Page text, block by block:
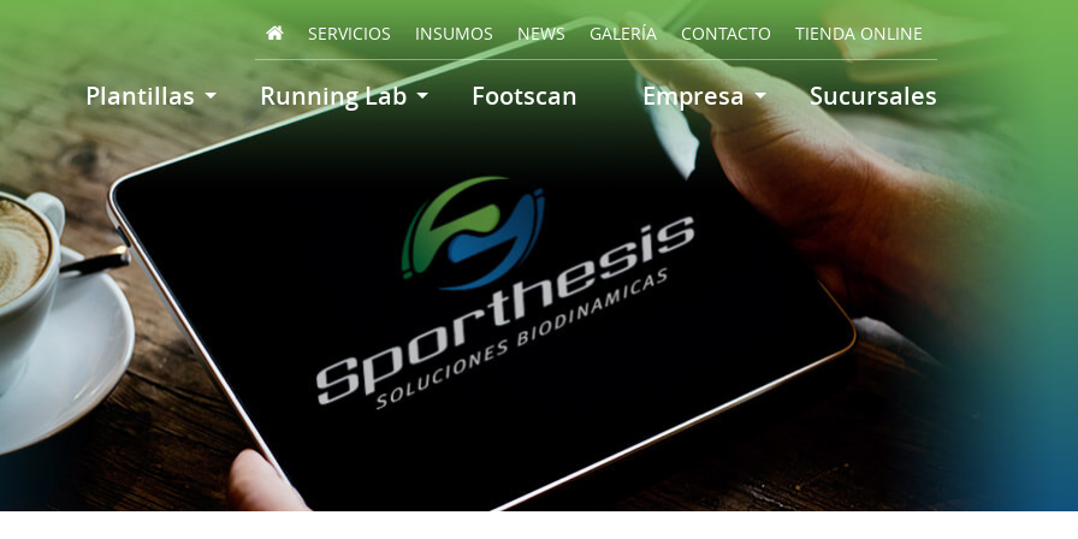
Plantillas Running Lab Footscan Empresa Sucursales
SERVICIOS INSUMOS NEWS GALERÍA CONTACTO TIENDA ONLINE